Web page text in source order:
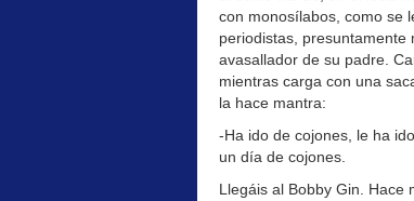
con monosílabos, como se
periodistas, presuntamente
avasallador de su padre.
mientras carga con una
la hace mantra:
-Ha ido de cojones, le ha
un día de cojones.
Llegáis al Bobby Gin. Hace